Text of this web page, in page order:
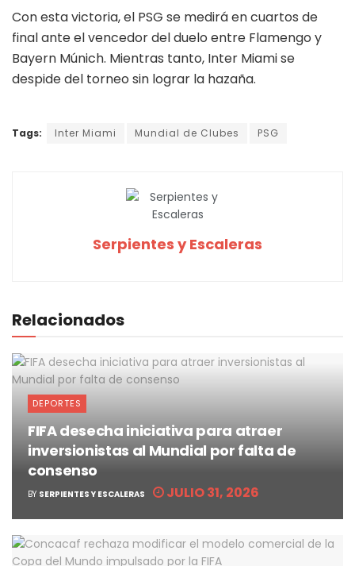
Con esta victoria, el PSG se medirá en cuartos de
final ante el vencedor del duelo entre Flamengo y
Bayern Múnich. Mientras tanto, Inter Miami se
despide del torneo sin lograr la hazaña.
Tags: Inter Miami Mundial de Clubes PSG
Serpientes y Escaleras
Relacionados
DEPORTES
FIFA desecha iniciativa para atraer
inversionistas al Mundial por falta de
consenso
BY SERPIENTES Y ESCALERAS JULIO 31, 2026